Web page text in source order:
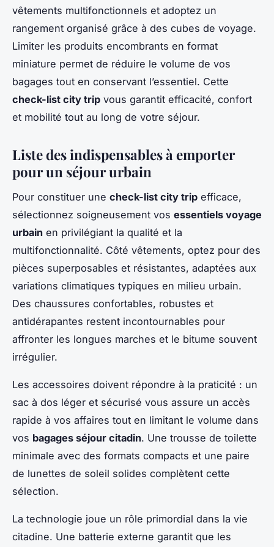
vêtements multifonctionnels et adoptez un
rangement organisé grâce à des cubes de voyage.
Limiter les produits encombrants en format
miniature permet de réduire le volume de vos
bagages tout en conservant l’essentiel. Cette
check-list city trip vous garantit efficacité, confort
et mobilité tout au long de votre séjour.
Liste des indispensables à emporter
pour un séjour urbain
Pour constituer une check-list city trip efficace,
sélectionnez soigneusement vos essentiels voyage
urbain en privilégiant la qualité et la
multifonctionnalité. Côté vêtements, optez pour des
pièces superposables et résistantes, adaptées aux
variations climatiques typiques en milieu urbain.
Des chaussures confortables, robustes et
antidérapantes restent incontournables pour
affronter les longues marches et le bitume souvent
irrégulier.
Les accessoires doivent répondre à la praticité : un
sac à dos léger et sécurisé vous assure un accès
rapide à vos affaires tout en limitant le volume dans
vos bagages séjour citadin. Une trousse de toilette
minimale avec des formats compacts et une paire
de lunettes de soleil solides complètent cette
sélection.
La technologie joue un rôle primordial dans la vie
citadine. Une batterie externe garantit que les